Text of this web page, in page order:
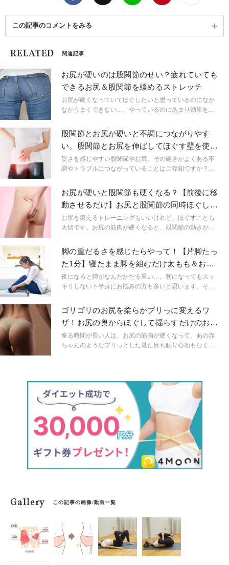
この記事のコメントをみる
RELATED 関連記事
お尻が硬いのは股関節のせい？疲れていても
できるお尻＆股関節を緩めるストレッチ
お尻が硬くなっていてほぐしたいと思っているのになか
なかうまくできない…、やっているのにあまり効果を感
尻の硬さの原因は、お尻だけケアしても良くならないケ
ースがあります。そこで今回はお尻が硬くなるデメリッ
トとその解消方法をご紹介します。
股関節とお尻が硬いと不調につながりやす
い。股関節とお尻を伸ばしてほぐす壁を使っ
た4の字ストレッチ
硬さを感じやすい股関節やお尻。その硬さがよくある不
調やトラブルにつながっていることはご存知ですか？仰
ながら、柔軟性を少しずつつけて、不調の少ない体づく
りにつなげていきましょう。
お尻が硬いと股関節も硬くなる？【前後に移
動させるだけ】お尻と股関節の同時ほぐしス
トレッチ
お尻を鍛えるトレーニングもいいけれど、ほぐすことも
大切です。お尻の筋肉が硬くなると、股関節の動きが制
違和感を覚えることも…。今回のターゲットはお尻。硬
くなったお尻をほぐして、股関節の柔軟性を高める簡単
なストレッチを紹介します！自分のペースで強度を調節
できるので、気持ちのよいところを目安にしてやってみ
ましょう。
脚の重だるさを感じたらやって！【片脚たっ
た1分】寝たまま脚を組むだけ太もも＆お尻
ストレッチ
夜になると脚がなんだかだる重い…。朝になってもスッ
キリしない下半身にお悩みの方も多いと思います。そこ
もも＆お尻ストレッチをご紹介します。
ゴリゴリのお尻を柔らかプリっに変えるワ
ザ！お尻の奥からほぐして揺らすだけのお尻
ストレッチ
座る時間が長い人は、お尻の筋肉が硬くなって、あの赤
ちゃんのようなプリっとした見た目も触り心地もなくな
Gallery この記事の画像/動画一覧